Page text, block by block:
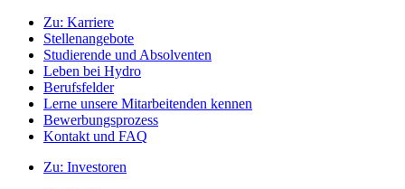
Zu: Karriere
Stellenangebote
Studierende und Absolventen
Leben bei Hydro
Berufsfelder
Lerne unsere Mitarbeitenden kennen
Bewerbungsprozess
Kontakt und FAQ
Zu: Investoren